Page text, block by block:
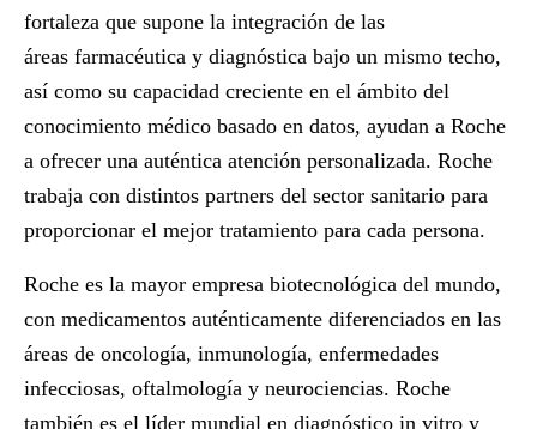
fortaleza que supone la integración de las
áreas farmacéutica y diagnóstica bajo un mismo techo,
así como su capacidad creciente en el ámbito del
conocimiento médico basado en datos, ayudan a Roche
a ofrecer una auténtica atención personalizada. Roche
trabaja con distintos partners del sector sanitario para
proporcionar el mejor tratamiento para cada persona.
Roche es la mayor empresa biotecnológica del mundo,
con medicamentos auténticamente diferenciados en las
áreas de oncología, inmunología, enfermedades
infecciosas, oftalmología y neurociencias. Roche
también es el líder mundial en diagnóstico in vitro y